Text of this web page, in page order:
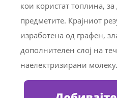
кои користат топлина,
предметите. Крајниот
изработена од графен,
дополнителен слој на
наелектризирани